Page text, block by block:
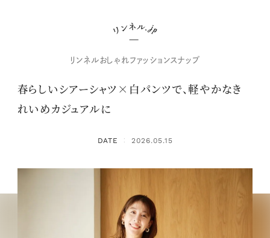
リンネルおしゃれファッションスナップ
春らしいシアーシャツ×白パンツで、軽やかなき
れいめカジュアルに
DATE ： 2026.05.15